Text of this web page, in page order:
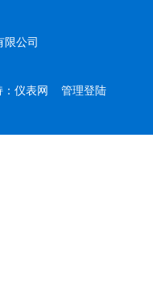
公司
仪表网 管理登陆